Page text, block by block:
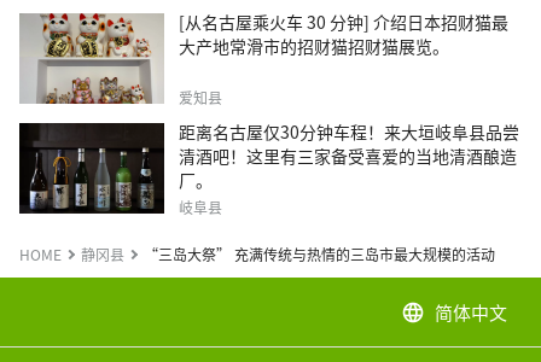
[从名古屋乘火车 30 分钟] 介绍日本招财猫最
大产地常滑市的招财猫招财猫展览。
爱知县
距离名古屋仅30分钟车程！来大垣岐阜县品尝
清酒吧！这里有三家备受喜爱的当地清酒酿造
厂。
岐阜县
HOME 静冈县 “三岛大祭” 充满传统与热情的三岛市最大规模的活动
language 简体中文